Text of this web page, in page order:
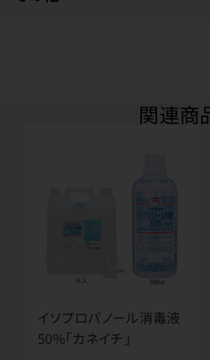
関連商
イソプロパノール消毒液
50%「カネイチ」